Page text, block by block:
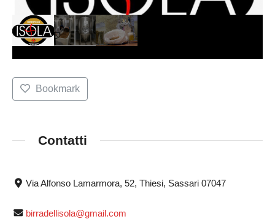
Bookmark
Contatti
Via Alfonso Lamarmora, 52, Thiesi, Sassari 07047
birradellisola@gmail.com